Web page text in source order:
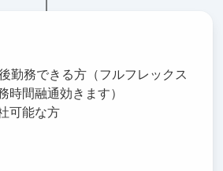
勤務できる方（フルフレックス
時間融通効きます）
可能な方